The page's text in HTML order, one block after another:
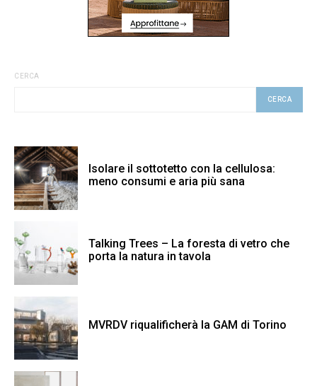
CERCA
CERCA
Isolare il sottotetto con la cellulosa:
meno consumi e aria più sana
Talking Trees – La foresta di vetro che
porta la natura in tavola
MVRDV riqualificherà la GAM di Torino